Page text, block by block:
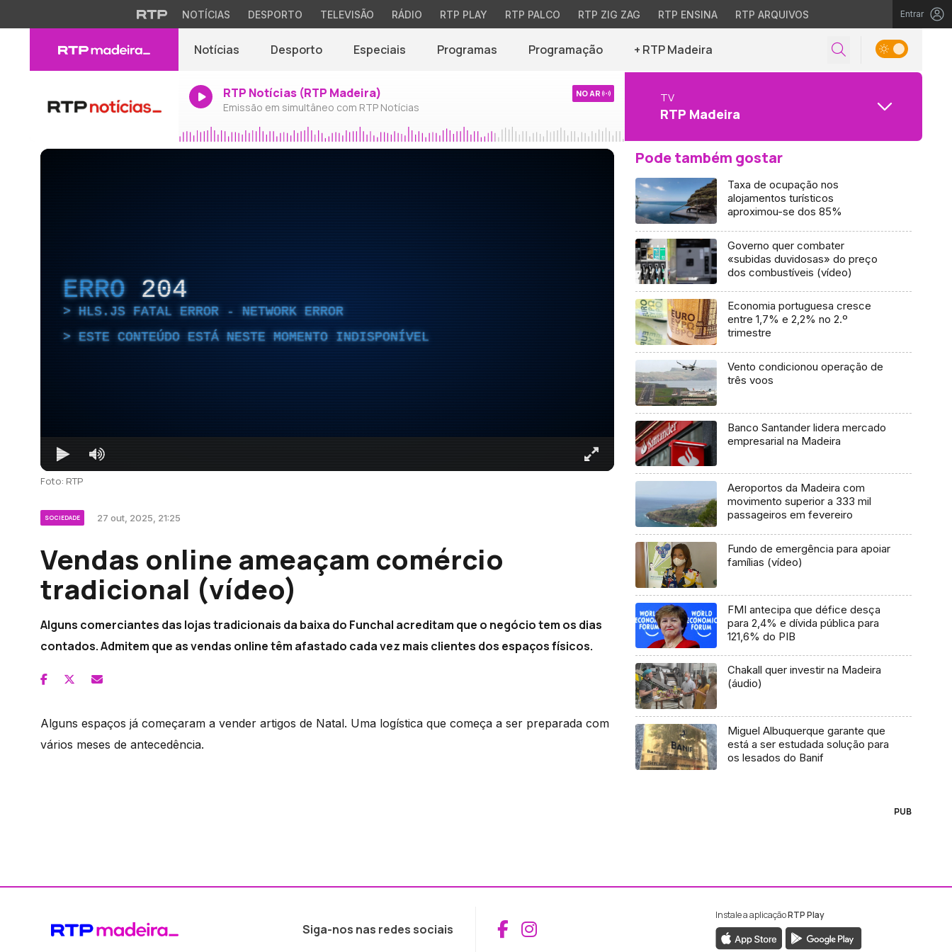
NOTÍCIAS DESPORTO TELEVISÃO RÁDIO RTP PLAY RTP PALCO RTP ZIG ZAG RTP ENSINA RTP ARQUIVOS Entrar
Notícias Desporto Especiais Programas Programação + RTP Madeira
RTP Notícias (RTP Madeira)
Emissão em simultâneo com RTP Notícias
NO AR TV
RTP Madeira
ERRO 204
HLS.JS FATAL ERROR - NETWORK ERROR
ESTE CONTEÚDO ESTÁ NESTE MOMENTO INDISPONÍVEL
Foto: RTP
SOCIEDADE 27 out, 2025, 21:25
Vendas online ameaçam comércio
tradicional (vídeo)
Alguns comerciantes das lojas tradicionais da baixa do Funchal acreditam que o negócio tem os dias
contados. Admitem que as vendas online têm afastado cada vez mais clientes dos espaços físicos.
Alguns espaços já começaram a vender artigos de Natal. Uma logística que começa a ser preparada com
vários meses de antecedência.
Pode também gostar
Taxa de ocupação nos
alojamentos turísticos
aproximou-se dos 85%
Governo quer combater
«subidas duvidosas» do preço
dos combustíveis (vídeo)
Economia portuguesa cresce
entre 1,7% e 2,2% no 2.º
trimestre
Vento condicionou operação de
três voos
Banco Santander lidera mercado
empresarial na Madeira
Aeroportos da Madeira com
movimento superior a 333 mil
passageiros em fevereiro
Fundo de emergência para apoiar
famílias (vídeo)
FMI antecipa que défice desça
para 2,4% e dívida pública para
121,6% do PIB
Chakall quer investir na Madeira
(áudio)
Miguel Albuquerque garante que
está a ser estudada solução para
os lesados do Banif
PUB
Siga-nos nas redes sociais Aceder ao Facebook da RTP Madeira
Aceder ao Instagram da RTP Madeira
Instale a aplicaçãoRTP Play